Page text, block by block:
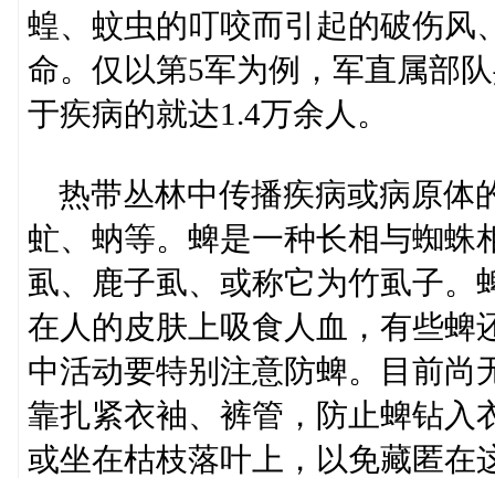
蝗、蚊虫的叮咬而引起的破伤风
命。仅以第5军为例，军直属部
于疾病的就达1.4万余人。
热带丛林中传播疾病或病原体
虻、蚋等。蜱是一种长相与蜘蛛
虱、鹿子虱、或称它为竹虱子。
在人的皮肤上吸食人血，有些蜱
中活动要特别注意防蜱。目前尚
靠扎紧衣袖、裤管，防止蜱钻入
或坐在枯枝落叶上，以免藏匿在